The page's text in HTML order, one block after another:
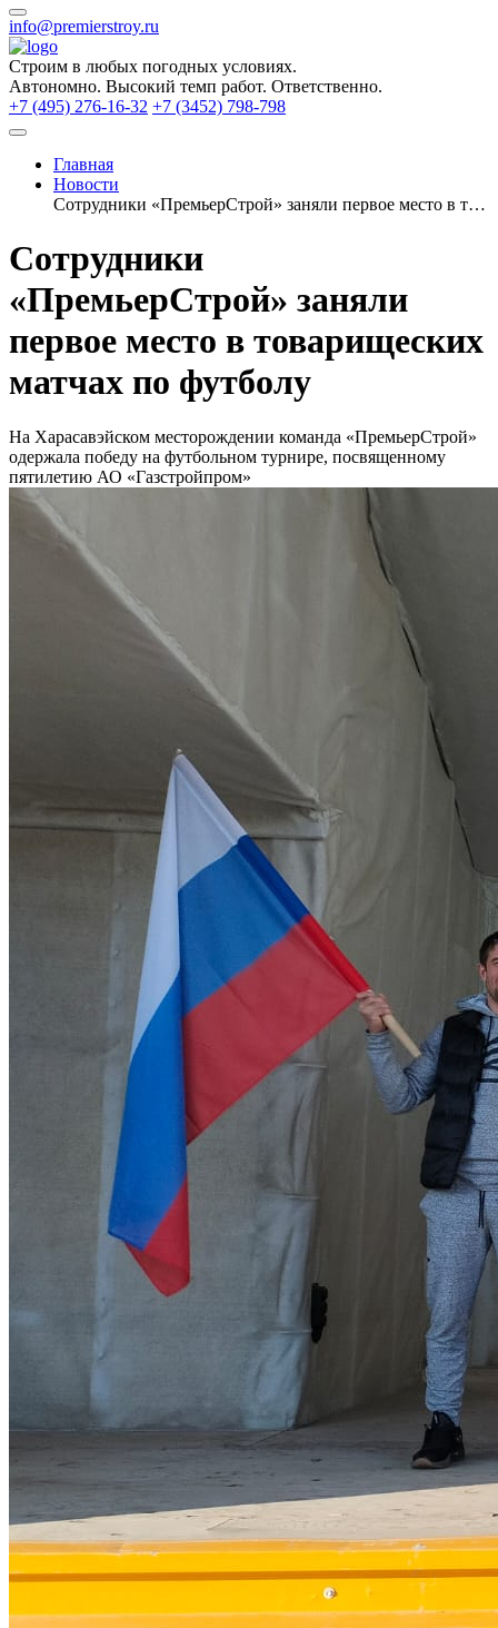
info@premierstroy.ru
Строим в любых погодных условиях.
Автономно. Высокий темп работ. Ответственно.
+7 (495) 276-16-32 +7 (3452) 798-798
Главная
Новости
Сотрудники «ПремьерСтрой» заняли первое место в товарищеских матчах по футболу
Сотрудники
«ПремьерСтрой» заняли
первое место в товарищеских
матчах по футболу
На Харасавэйском месторождении команда «ПремьерСтрой»
одержала победу на футбольном турнире, посвященному
пятилетию АО «Газстройпром»